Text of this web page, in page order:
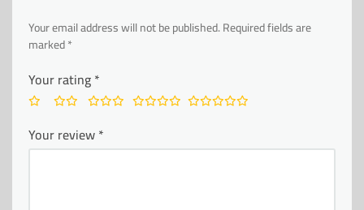
Your email address will not be published.Required fields are
marked*
Your rating*
Your review*